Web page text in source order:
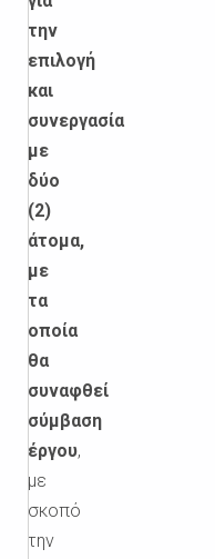
την
επιλογή
και
συνεργασία
με
δύο
(2)
άτομα,
με
τα
οποία
θα
συναφθεί
σύμβαση
έργου,
με
σκοπό
την